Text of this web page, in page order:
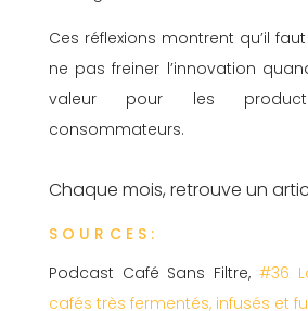
Ces réflexions montrent qu’il
ne pas freiner l’innovation
valeur pour les
consommateurs.
Chaque mois, retrouve un
SOURCES:
Podcast Café Sans Filtre, #36
cafés très fermentés, infusés et